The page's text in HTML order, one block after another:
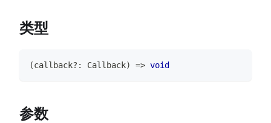
类型
(callback? : Callback) => void
参数